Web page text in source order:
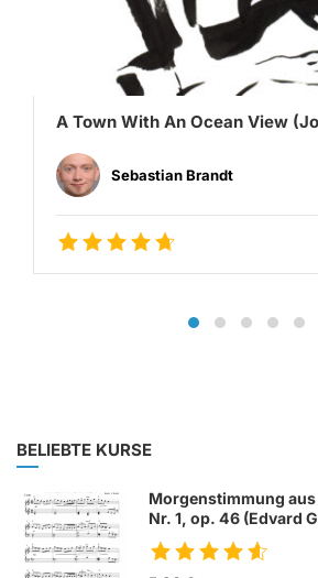
A Town With An Ocean View
Sebastian Brandt
BELIEBTE KURSE
Morgenstimmung
Nr. 1, op. 46 (Edvard